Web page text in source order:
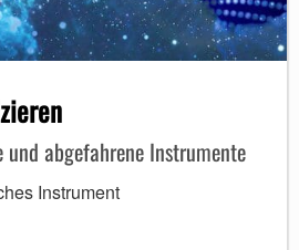
abgefahrene Instrumente
Instrument